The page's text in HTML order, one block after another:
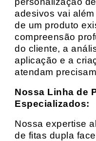
adesivos vai
de um produto
compreensão
do cliente, a
aplicação e a
atendam
Nossa Linha de
Especializados:
Nossa expertise
de fitas dupla